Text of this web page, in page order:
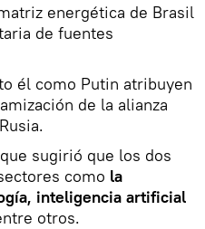
energética de Brasil
de fuentes
él como Putin atribuyen
de la alianza
sugirió que los dos
como la
inteligencia artificial
otros.